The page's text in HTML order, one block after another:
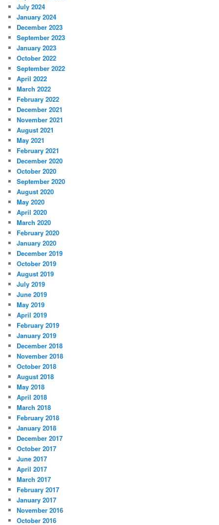
July 2024
January 2024
December 2023
September 2023
January 2023
October 2022
September 2022
April 2022
March 2022
February 2022
December 2021
November 2021
August 2021
May 2021
February 2021
December 2020
October 2020
September 2020
August 2020
May 2020
April 2020
March 2020
February 2020
January 2020
December 2019
October 2019
August 2019
July 2019
June 2019
May 2019
April 2019
February 2019
January 2019
December 2018
November 2018
October 2018
August 2018
May 2018
April 2018
March 2018
February 2018
January 2018
December 2017
October 2017
June 2017
April 2017
March 2017
February 2017
January 2017
November 2016
October 2016